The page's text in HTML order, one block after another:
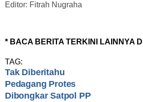
Editor: Fitrah Nugraha
* BACA BERITA TERKINI LAINNYA DI
TAG:
Tak Diberitahu
Pedagang Protes
Dibongkar Satpol PP